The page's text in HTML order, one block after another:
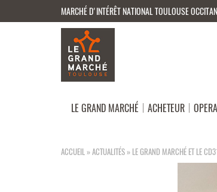
MARCHÉ D'INTÉRÊT NATIONAL TOULOUSE
LE GRAND MARCHÉ ACHETEUR
ACCUEIL »ACTUALITÉS » LE GRAND MARCHÉ ET LE